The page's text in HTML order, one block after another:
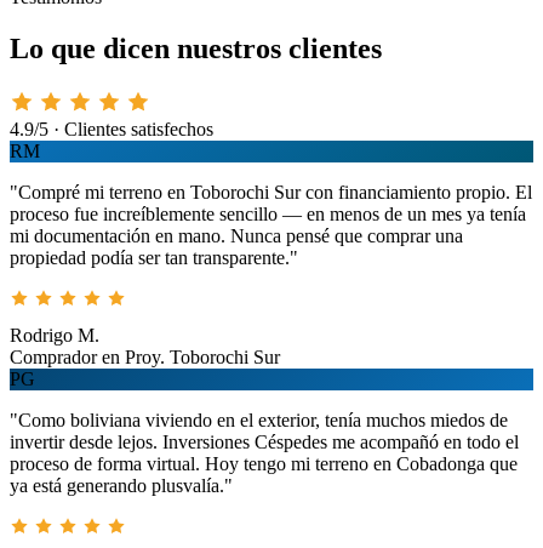
Lo que dicen nuestros clientes
4.9/5 · Clientes satisfechos
RM
"Compré mi terreno en Toborochi Sur con financiamiento propio. El
proceso fue increíblemente sencillo — en menos de un mes ya tenía
mi documentación en mano. Nunca pensé que comprar una
propiedad podía ser tan transparente."
Rodrigo M.
Comprador en Proy. Toborochi Sur
PG
"Como boliviana viviendo en el exterior, tenía muchos miedos de
invertir desde lejos. Inversiones Céspedes me acompañó en todo el
proceso de forma virtual. Hoy tengo mi terreno en Cobadonga que
ya está generando plusvalía."